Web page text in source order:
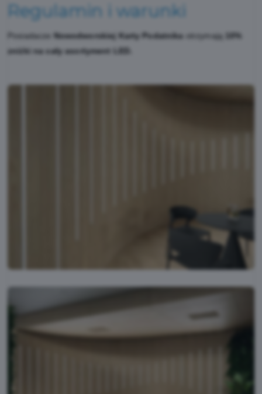
Regulamin i warunki
Posiadacze Nowodworskiej Karty Podatnika otrzymają
10%
zniżki na cały asortyment LED.